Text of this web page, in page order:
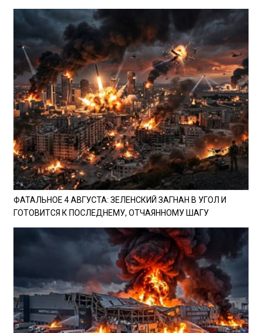
ФАТАЛЬНОЕ 4 АВГУСТА: ЗЕЛЕНСКИЙ ЗАГНАН В УГОЛ И
ГОТОВИТСЯ К ПОСЛЕДНЕМУ, ОТЧАЯННОМУ ШАГУ